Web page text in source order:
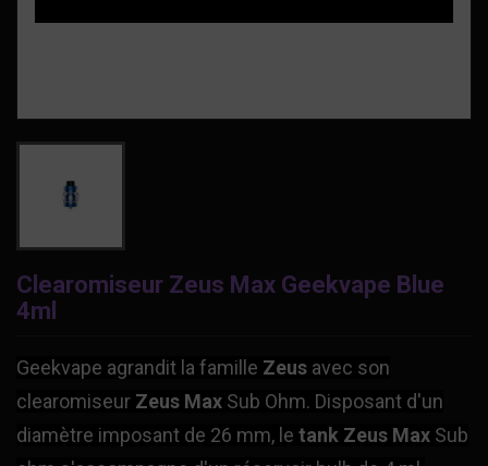
Clearomiseur Zeus Max Geekvape Blue
4ml
Geekvape agrandit la famille Zeus avec son
clearomiseur Zeus Max Sub Ohm. Disposant d'un
diamètre imposant de 26 mm, le tank Zeus Max Sub